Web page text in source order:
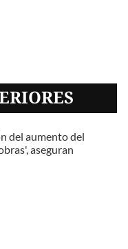
del aumento del
aseguran